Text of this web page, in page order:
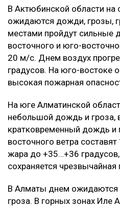
В Актюбинской области на
ожидаются дожди, грозы,
местами пройдут
восточного и юго-
20 м/с. Днем воздух
градусов. На юго-востоке
высокая пожарная
На юге Алматинской
небольшой дождь и гроза,
кратковременный дождь и
восточного ветра
жара до +35…+36
сохраняется
В Алматы днем
гроза. В горных зонах Иле